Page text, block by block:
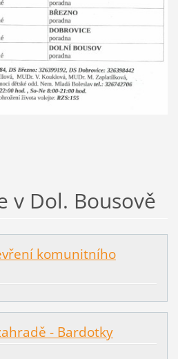
v Dol. Bousově
komunitního
- Bardotky